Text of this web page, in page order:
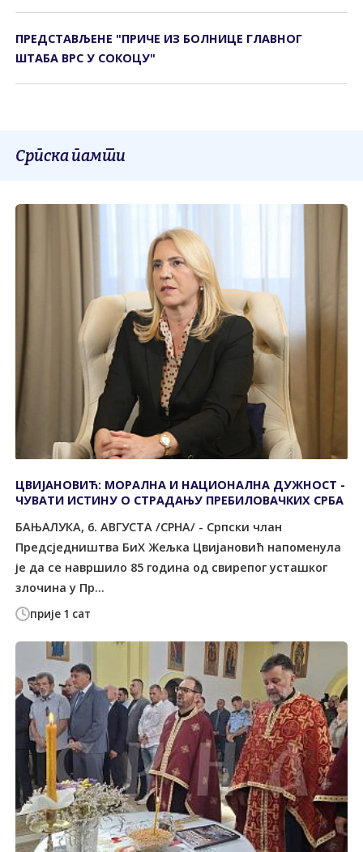
ПРЕДСТАВЉЕНЕ "ПРИЧЕ ИЗ БОЛНИЦЕ ГЛАВНОГ
ШТАБА ВРС У СОКОЦУ"
Српска памти
прије 1 сат
ЦВИЈАНОВИЋ: МОРАЛНА И НАЦИОНАЛНА ДУЖНОСТ -
ЧУВАТИ ИСТИНУ О СТРАДАЊУ ПРЕБИЛОВАЧКИХ СРБА
БАЊАЛУКА, 6. АВГУСТА /СРНА/ - Српски члан
Предсједништва БиХ Жељка Цвијановић напоменула
је да се навршило 85 година од свирепог усташког
злочина у Пр...